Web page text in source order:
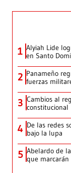
1 Alyiah Lide
en Santo
2 Panameño
fuerzas
3 Cambios al
constitucional
4 De las redes
bajo la lupa
5 Abelardo de
que